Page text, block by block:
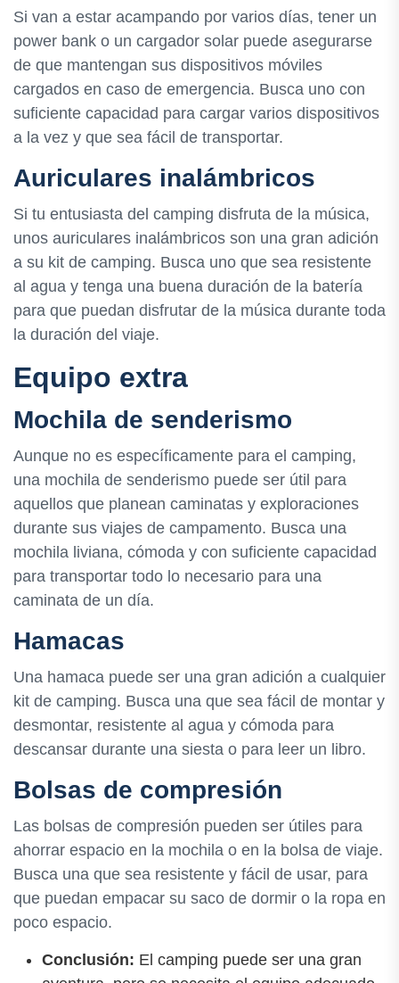
Si van a estar acampando por varios días, tener un
power bank o un cargador solar puede asegurarse
de que mantengan sus dispositivos móviles
cargados en caso de emergencia. Busca uno con
suficiente capacidad para cargar varios dispositivos
a la vez y que sea fácil de transportar.
Auriculares inalámbricos
Si tu entusiasta del camping disfruta de la música,
unos auriculares inalámbricos son una gran adición
a su kit de camping. Busca uno que sea resistente
al agua y tenga una buena duración de la batería
para que puedan disfrutar de la música durante toda
la duración del viaje.
Equipo extra
Mochila de senderismo
Aunque no es específicamente para el camping,
una mochila de senderismo puede ser útil para
aquellos que planean caminatas y exploraciones
durante sus viajes de campamento. Busca una
mochila liviana, cómoda y con suficiente capacidad
para transportar todo lo necesario para una
caminata de un día.
Hamacas
Una hamaca puede ser una gran adición a cualquier
kit de camping. Busca una que sea fácil de montar y
desmontar, resistente al agua y cómoda para
descansar durante una siesta o para leer un libro.
Bolsas de compresión
Las bolsas de compresión pueden ser útiles para
ahorrar espacio en la mochila o en la bolsa de viaje.
Busca una que sea resistente y fácil de usar, para
que puedan empacar su saco de dormir o la ropa en
poco espacio.
Conclusión: El camping puede ser una gran